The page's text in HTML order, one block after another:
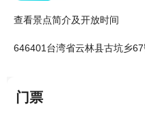
查看景点简介及开放时间
646401台湾省云林县古坑乡
门票